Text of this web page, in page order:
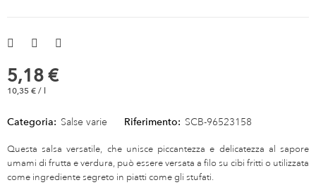
5,18 €
10,35 € / l
Categoria: Salse varie Riferimento: SCB-96523158
Questa salsa versatile, che unisce piccantezza e delicatezza al sapore
umami di frutta e verdura, può essere versata a filo su cibi fritti o utilizzata
come ingrediente segreto in piatti come gli stufati.